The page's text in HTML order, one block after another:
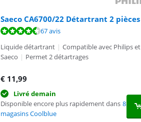
Saeco CA6700/22 Détartrant 2 pièces
67 avis
Liquide détartrant | Compatible avec Philips et
Saeco | Permet 2 détartrages
€ 11,99
Livré demain
Disponible encore plus rapidement dans 8
magasins Coolblue